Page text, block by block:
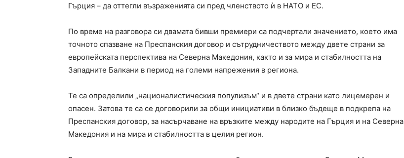
Гърция – да оттегли възраженията си пред членството ѝ в НАТО и ЕС.
По време на разговора си двамата бивши премиери са подчертали значението, което има
точното спазване на Преспанския договор и сътрудничеството между двете страни за
европейската перспектива на Северна Македония, както и за мира и стабилността на
Западните Балкани в период на големи напрежения в региона.
Те са определили „националистическия популизъм“ и в двете страни като лицемерен и
опасен. Затова те са се договорили за общи инициативи в близко бъдеще в подкрепа на
Преспанския договор, за насърчаване на връзките между народите на Гърция и на Северна
Македония и на мира и стабилността в целия регион.